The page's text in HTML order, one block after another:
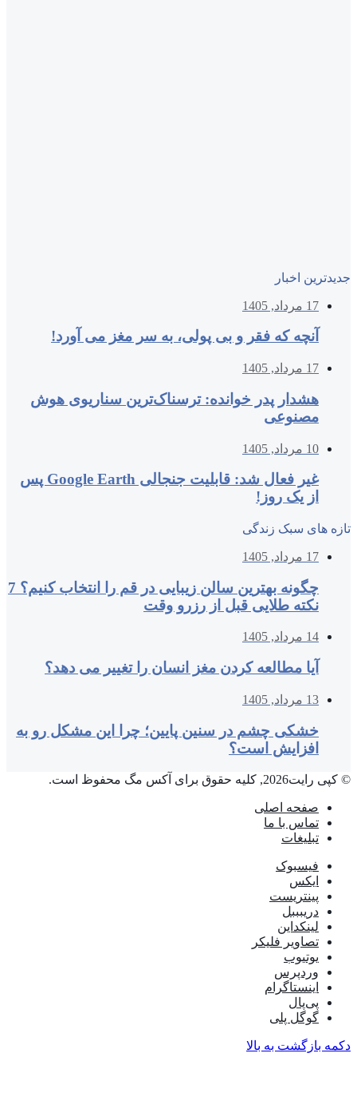
جدیدترین اخبار
17 مرداد, 1405
آنچه که فقر و بی‌ پولی، به سر مغز می‌ آورد!
17 مرداد, 1405
هشدار پدر خوانده: ترسناک‌ترین سناریوی هوش
مصنوعی
10 مرداد, 1405
غیر فعال شد: قابلیت جنجالی Google Earth پس
از یک روز!
تازه های سبک زندگی
17 مرداد, 1405
چگونه بهترین سالن زیبایی در قم را انتخاب کنیم؟ 7
نکته طلایی قبل از رزرو وقت
14 مرداد, 1405
آیا مطالعه کردن مغز انسان را تغییر می‌ دهد؟
13 مرداد, 1405
خشکی چشم در سنین پایین؛ چرا این مشکل رو به
افزایش است؟
© کپی رایت2026, کلیه حقوق برای آکس مگ محفوظ است.
صفحه اصلی
تماس با ما
تبلیغات
فیسبوک
ایکس
پینتریست
دریبببل
لینکداین
تصاویر فلیکر
یوتیوب
وردپرس
اینستاگرام
پی‌پال
گوگل پلی
دکمه بازگشت به بالا